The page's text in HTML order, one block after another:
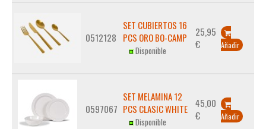
0512128
SET CUBIERTOS 16
PCS ORO BO-CAMP
Disponible
25,95
€
Añadir
0597067
SET MELAMINA 12
PCS CLASIC WHITE
Disponible
45,00
€
Añadir